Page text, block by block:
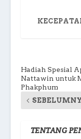
Hadiah Spesial
Nattawin untuk
Phakphum
TENTANG